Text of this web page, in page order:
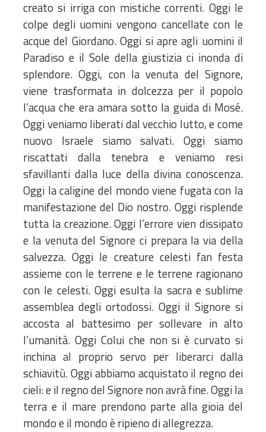
creato si irriga con mistiche correnti. Oggi le
colpe degli uomini vengono cancellate con le
acque del Giordano. Oggi si apre agli uomini il
Paradiso e il Sole della giustizia ci inonda di
splendore. Oggi, con la venuta del Signore,
viene trasformata in dolcezza per il popolo
l’acqua che era amara sotto la guida di Mosé.
Oggi veniamo liberati dal vecchio lutto, e come
nuovo Israele siamo salvati. Oggi siamo
riscattati dalla tenebra e veniamo resi
sfavillanti dalla luce della divina conoscenza.
Oggi la caligine del mondo viene fugata con la
manifestazione del Dio nostro. Oggi risplende
tutta la creazione. Oggi l’errore vien dissipato
e la venuta del Signore ci prepara la via della
salvezza. Oggi le creature celesti fan festa
assieme con le terrene e le terrene ragionano
con le celesti. Oggi esulta la sacra e sublime
assemblea degli ortodossi. Oggi il Signore si
accosta al battesimo per sollevare in alto
l’umanità. Oggi Colui che non si è curvato si
inchina al proprio servo per liberarci dalla
schiavitù. Oggi abbiamo acquistato il regno dei
cieli: e il regno del Signore non avrà fine. Oggi la
terra e il mare prendono parte alla gioia del
mondo e il mondo è ripieno di allegrezza.